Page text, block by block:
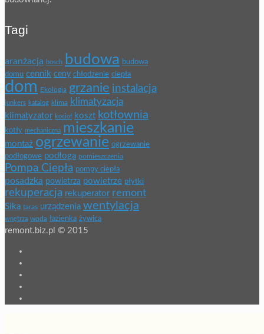
Tagi
aranżacja bosch budowa budowa
domu cennik ceny chłodzenie ciepła
dom Ekologia grzanie instalacja
junkers katalog klima klimatyzacja
klimatyzator kocioł koszt kotłownia
kotły mechaniczna mieszkanie
montaż ogrzewanie ogrzewanie
podłogowe podłoga pomieszczenia
Pompa Ciepła pompy ciepła
posadzka powietrza powietrze płytki
rekuperacja rekuperator remont
Sika taras urządzenia wentylacja
wnętrza woda łazienka żywica
remont.biz.pl © 2015